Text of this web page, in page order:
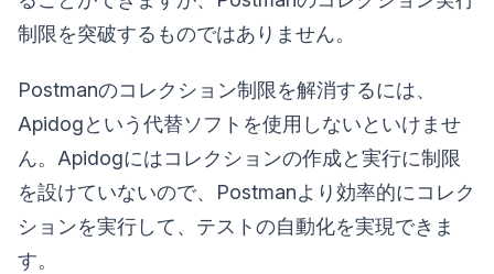
制限を突破するものではありません。
Postmanのコレクション制限を解消するには、
Apidogという代替ソフトを使用しないといけませ
ん。Apidogにはコレクションの作成と実行に制限
を設けていないので、Postmanより効率的にコレク
ションを実行して、テストの自動化を実現できま
す。